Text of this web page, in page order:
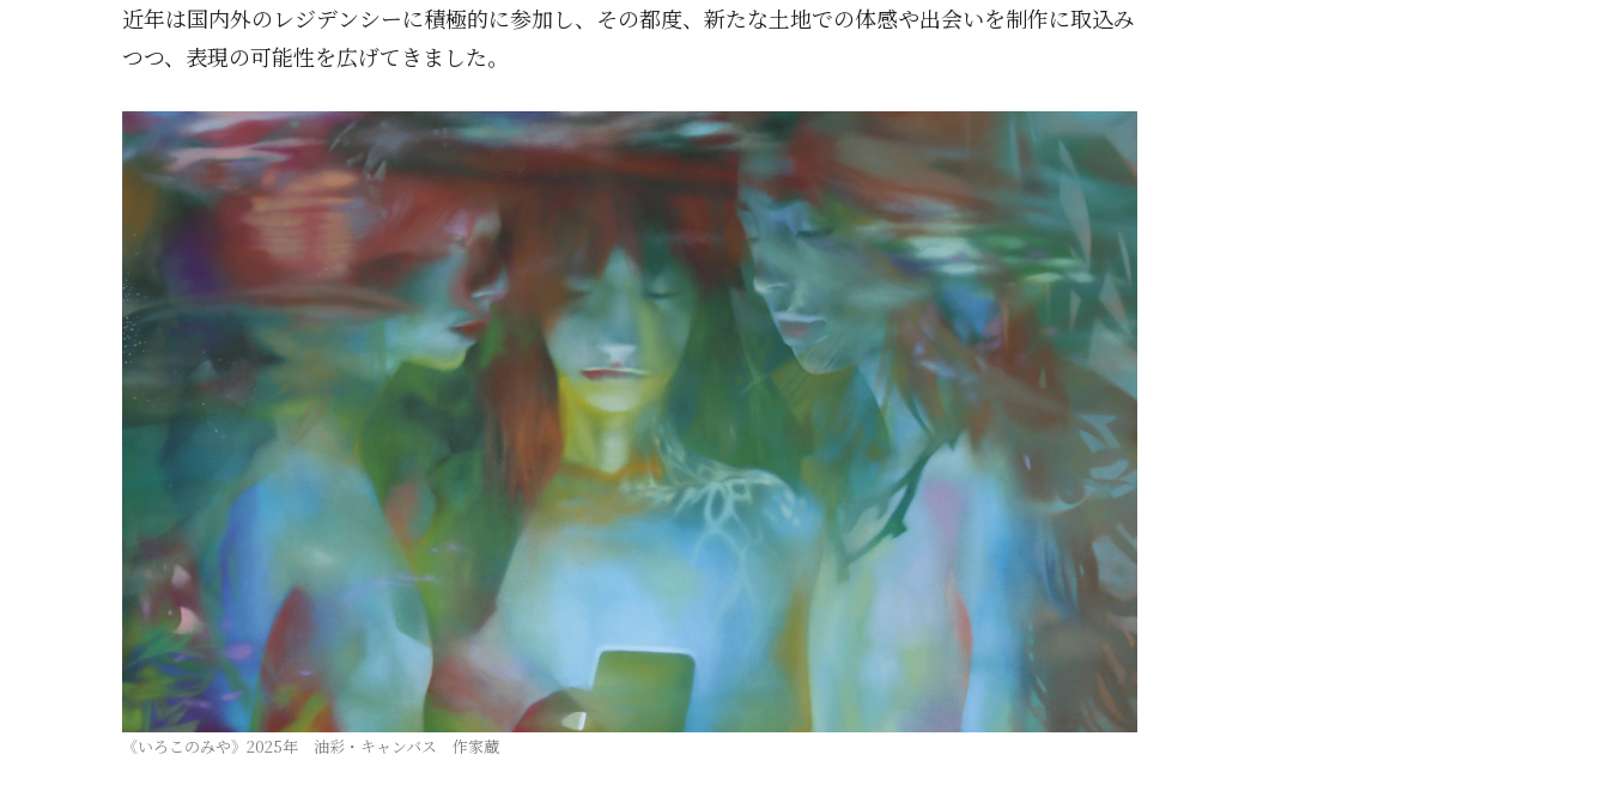
近年は国内外のレジデンシーに積極的に参加し、その都度、新たな土地での体感や出会いを制作に取込み
つつ、表現の可能性を広げてきました。
《いろこのみや》2025年 油彩・キャンバス 作家蔵